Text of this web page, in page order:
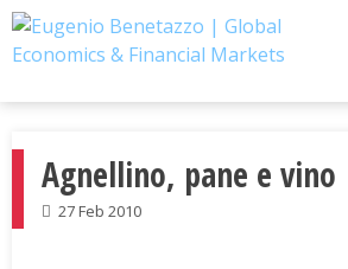
Skip
to
Agnellino, pane e vino
27 Feb 2010